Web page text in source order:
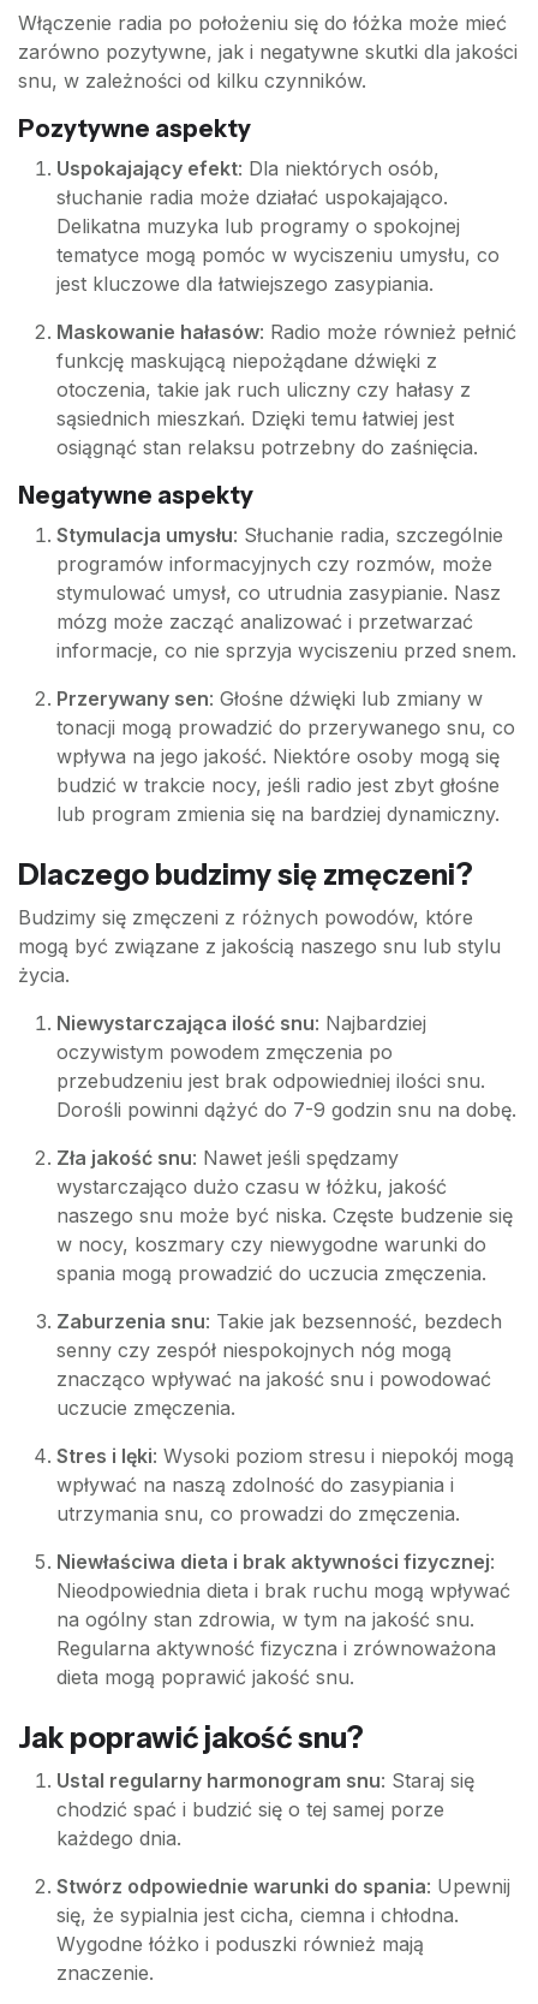
Włączenie radia po położeniu się do łóżka może mieć
zarówno pozytywne, jak i negatywne skutki dla jakości
snu, w zależności od kilku czynników.
Pozytywne aspekty
Uspokajający efekt: Dla niektórych osób,
słuchanie radia może działać uspokajająco.
Delikatna muzyka lub programy o spokojnej
tematyce mogą pomóc w wyciszeniu umysłu, co
jest kluczowe dla łatwiejszego zasypiania.
Maskowanie hałasów: Radio może również pełnić
funkcję maskującą niepożądane dźwięki z
otoczenia, takie jak ruch uliczny czy hałasy z
sąsiednich mieszkań. Dzięki temu łatwiej jest
osiągnąć stan relaksu potrzebny do zaśnięcia.
Negatywne aspekty
Stymulacja umysłu: Słuchanie radia, szczególnie
programów informacyjnych czy rozmów, może
stymulować umysł, co utrudnia zasypianie. Nasz
mózg może zacząć analizować i przetwarzać
informacje, co nie sprzyja wyciszeniu przed snem.
Przerywany sen: Głośne dźwięki lub zmiany w
tonacji mogą prowadzić do przerywanego snu, co
wpływa na jego jakość. Niektóre osoby mogą się
budzić w trakcie nocy, jeśli radio jest zbyt głośne
lub program zmienia się na bardziej dynamiczny.
Dlaczego budzimy się zmęczeni?
Budzimy się zmęczeni z różnych powodów, które
mogą być związane z jakością naszego snu lub stylu
życia.
Niewystarczająca ilość snu: Najbardziej
oczywistym powodem zmęczenia po
przebudzeniu jest brak odpowiedniej ilości snu.
Dorośli powinni dążyć do 7-9 godzin snu na dobę.
Zła jakość snu: Nawet jeśli spędzamy
wystarczająco dużo czasu w łóżku, jakość
naszego snu może być niska. Częste budzenie się
w nocy, koszmary czy niewygodne warunki do
spania mogą prowadzić do uczucia zmęczenia.
Zaburzenia snu: Takie jak bezsenność, bezdech
senny czy zespół niespokojnych nóg mogą
znacząco wpływać na jakość snu i powodować
uczucie zmęczenia.
Stres i lęki: Wysoki poziom stresu i niepokój mogą
wpływać na naszą zdolność do zasypiania i
utrzymania snu, co prowadzi do zmęczenia.
Niewłaściwa dieta i brak aktywności fizycznej:
Nieodpowiednia dieta i brak ruchu mogą wpływać
na ogólny stan zdrowia, w tym na jakość snu.
Regularna aktywność fizyczna i zrównoważona
dieta mogą poprawić jakość snu.
Jak poprawić jakość snu?
Ustal regularny harmonogram snu: Staraj się
chodzić spać i budzić się o tej samej porze
każdego dnia.
Stwórz odpowiednie warunki do spania: Upewnij
się, że sypialnia jest cicha, ciemna i chłodna.
Wygodne łóżko i poduszki również mają
znaczenie.